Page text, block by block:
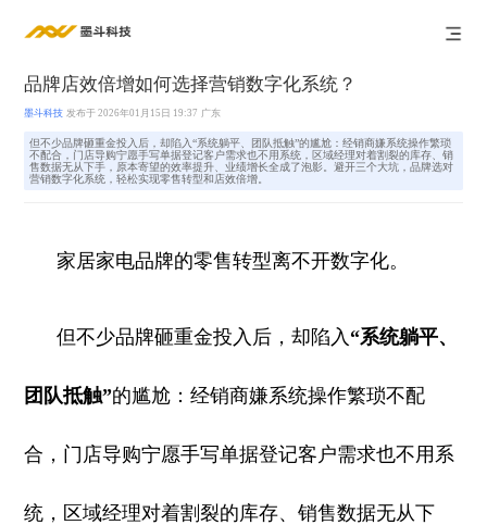
品牌店效倍增如何选择营销数字化系统？
墨斗科技 发布于 2026年01月15日 19:37 广东
但不少品牌砸重金投入后，却陷入“系统躺平、团队抵触”的尴尬：经销商嫌系统操作繁琐
不配合，门店导购宁愿手写单据登记客户需求也不用系统，区域经理对着割裂的库存、销
售数据无从下手，原本寄望的效率提升、业绩增长全成了泡影。避开三个大坑，品牌选对
营销数字化系统，轻松实现零售转型和店效倍增。
家居家电品牌的零售转型离不开数字化。
但不少品牌砸重金投入后，却陷入 “系统躺平、
团队抵触”的尴尬：经销商嫌系统操作繁琐不配
合，门店导购宁愿手写单据登记客户需求也不用系
统，区域经理对着割裂的库存、销售数据无从下